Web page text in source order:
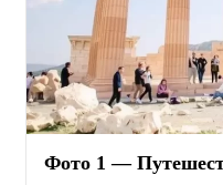
Фото 1 —